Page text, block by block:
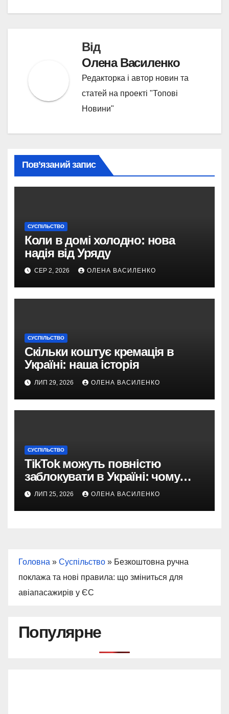
Від
Олена Василенко
Редакторка і автор новин та
статей на проекті "Топові
Новини"
Пов’язаний запис
СУСПІЛЬСТВО
Коли в домі холодно: нова
надія від Уряду
СЕР 2, 2026 ОЛЕНА ВАСИЛЕНКО
СУСПІЛЬСТВО
Скільки коштує кремація в
Україні: наша історія
ЛИП 29, 2026 ОЛЕНА ВАСИЛЕНКО
СУСПІЛЬСТВО
TikTok можуть повністю
заблокувати в Україні: чому
з’явилася така пропозиція
ЛИП 25, 2026 ОЛЕНА ВАСИЛЕНКО
Головна » Суспільство » Безкоштовна ручна
поклажа та нові правила: що зміниться для
авіапасажирів у ЄС
Популярне